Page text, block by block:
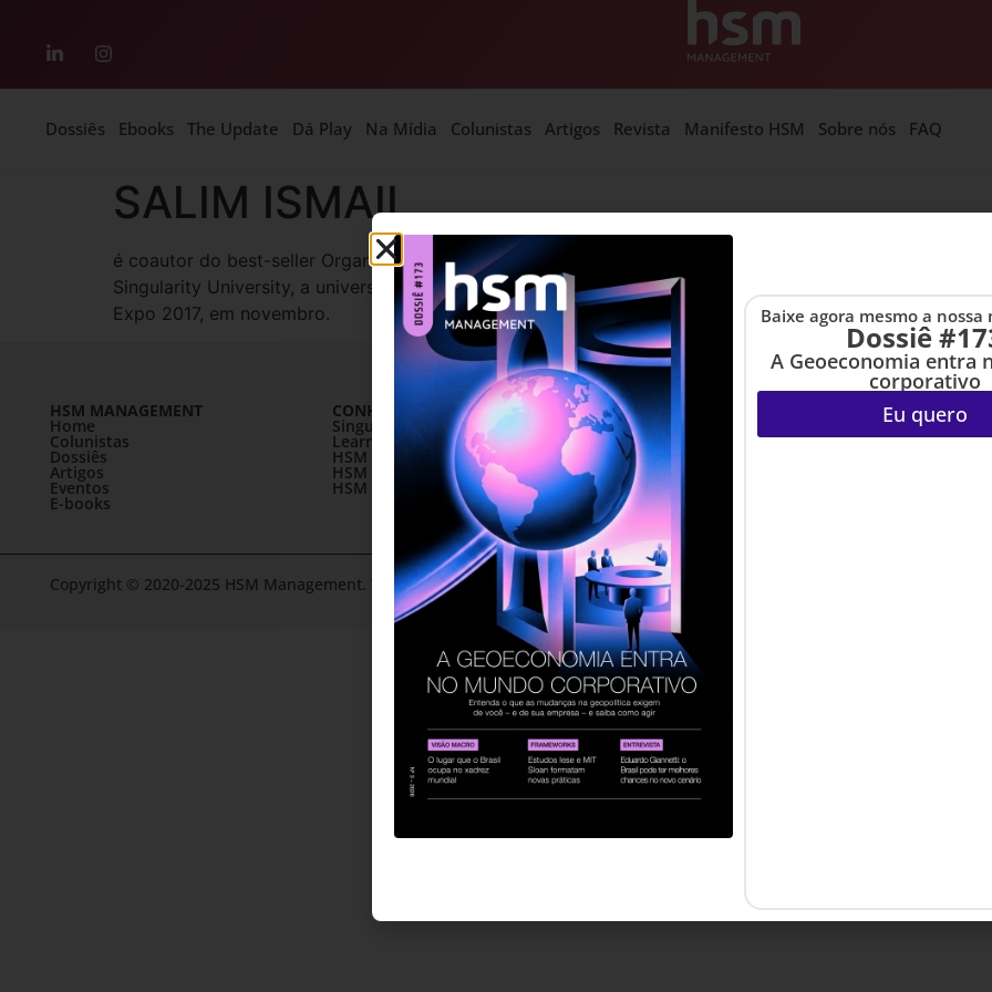
Dossiês Ebooks The Update Dá Play Na Mídia Colunistas Artigos Revista Manifesto HSM Sobre nós FAQ
SALIM ISMAIL
é coautor do best-seller Organizações Exponenciais, com Michael Malone e Yuri Van Geest, em cujos
Singularity University, a universidade do Vale do Silício que busca resolver os problemas da
Expo 2017, em novembro.
HSM MANAGEMENT
Home
Colunistas
Dossiês
Artigos
Eventos
E-books
CONHEÇA A HSM
SingularityU Brazil
Learning Village
HSM University
HSM Mais
HSM Academy
Copyright © 2020-2025 HSM Management. Todos os direitos reservados.
Baixe agora mesmo a nossa
Dossiê
A Geoeconomia entra
corporativo
Eu quero